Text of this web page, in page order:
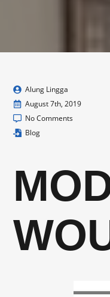
Alung Lingga
August 7th, 2019
No Comments
Blog